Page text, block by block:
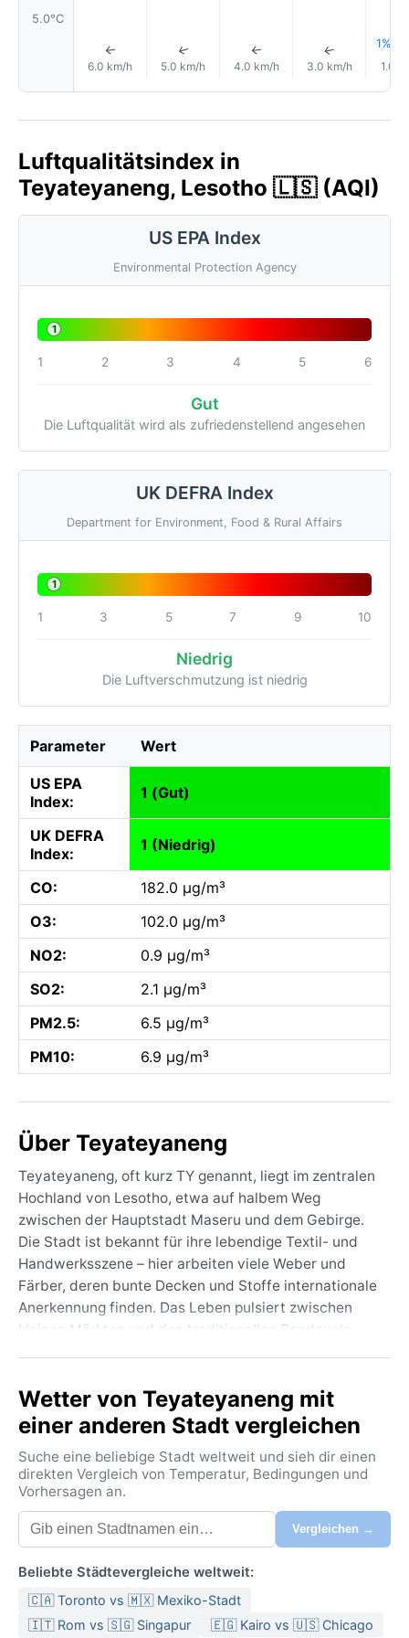
5.0°C
↑
6.0 km/h
↑
5.0 km/h
↑
4.0 km/h
↑
3.0 km/h
1%
1.0
Luftqualitätsindex in
Teyateyaneng, Lesotho 🇱🇸 (AQI)
US EPA Index
Environmental Protection Agency
1
1 2 3 4 5 6
Gut
Die Luftqualität wird als zufriedenstellend angesehen
UK DEFRA Index
Department for Environment, Food & Rural Affairs
1
1 3 5 7 9 10
Niedrig
Die Luftverschmutzung ist niedrig
Parameter Wert
US EPA
Index:
1 (Gut)
UK DEFRA
Index:
1 (Niedrig)
CO:
182.0 µg/m³
O3:
102.0 µg/m³
NO2:
0.9 µg/m³
SO2:
2.1 µg/m³
PM2.5:
6.5 µg/m³
PM10:
6.9 µg/m³
Über Teyateyaneng
Teyateyaneng, oft kurz TY genannt, liegt im zentralen
Hochland von Lesotho, etwa auf halbem Weg
zwischen der Hauptstadt Maseru und dem Gebirge.
Die Stadt ist bekannt für ihre lebendige Textil- und
Handwerksszene – hier arbeiten viele Weber und
Färber, deren bunte Decken und Stoffe internationale
Anerkennung finden. Das Leben pulsiert zwischen
kleinen Märkten und den traditionellen Rondavels,
geprägt von weiten Grasflächen und den Ausläufern
der Maloti-Berge, die im Sonnenlicht eine fast
goldene Färbung annehmen. Teyateyaneng wirkt
ruhig und bodenständig, ein authentischer Ort, der
den Geist des Königreichs in den Himmel ragenden
Höhen widerspiegelt.
Das Klima wird nach Köppen als Cwb, subtropisches
April sind mild und feucht, mit häufigen
Nachmittagsgewittern, die die Temperaturen um 20
bis 25 Grad halten. Die Winter von Mai bis September
Wetter von Teyateyaneng mit
einer anderen Stadt vergleichen
Suche eine beliebige Stadt weltweit und sieh dir einen
direkten Vergleich von Temperatur, Bedingungen und
Vorhersagen an.
Vergleichen →
Beliebte Städtevergleiche weltweit:
🇨🇦 Toronto vs 🇲🇽 Mexiko-Stadt
🇮🇹 Rom vs 🇸🇬 Singapur
🇪🇬 Kairo vs 🇺🇸 Chicago